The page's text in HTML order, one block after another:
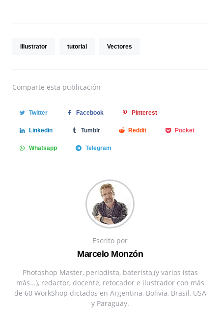
illustrator tutorial Vectores
Comparte esta publicación
Twitter Facebook Pinterest
Linkedin Tumblr Reddit Pocket
Whatsapp Telegram
Escrito por
Marcelo Monzón
Photoshop Master, periodista, baterista,(y varios istas
más...), redactor, docente, retocador e ilustrador con más
de 60 WorkShop dictados en Argentina, Bolivia, Brasil, USA
y Paraguay.